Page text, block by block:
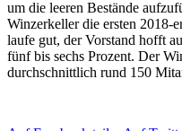
um die leeren Bestände
Winzerkeller die ersten 2018-
laufe gut, der Vorstand hofft
fünf bis sechs Prozent. Der
durchschnittlich rund 150